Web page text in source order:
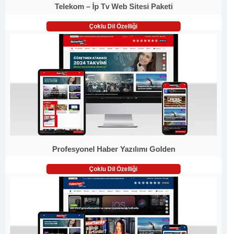
Telekom – İp Tv Web Sitesi Paketi
Çoklu Dil Özelliği
Profesyonel Haber Yazılımı Golden
Çoklu Dil Özelliği